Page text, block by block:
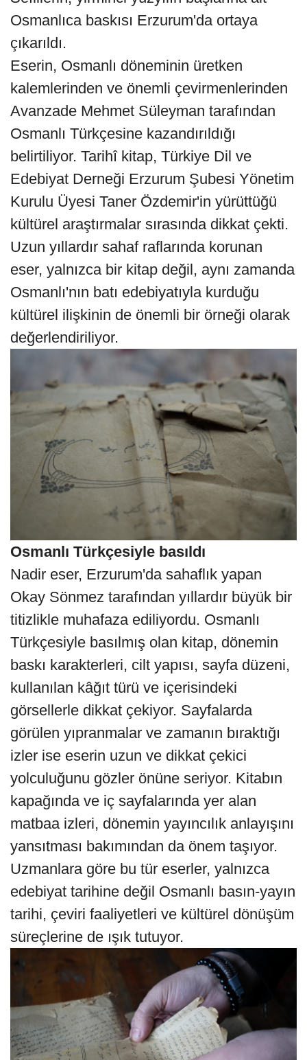
Osmanlıca baskısı Erzurum'da ortaya
çıkarıldı.
Eserin, Osmanlı döneminin üretken
kalemlerinden ve önemli çevirmenlerinden
Avanzade Mehmet Süleyman tarafından
Osmanlı Türkçesine kazandırıldığı
belirtiliyor. Tarihî kitap, Türkiye Dil ve
Edebiyat Derneği Erzurum Şubesi Yönetim
Kurulu Üyesi Taner Özdemir'in yürüttüğü
kültürel araştırmalar sırasında dikkat çekti.
Uzun yıllardır sahaf raflarında korunan
eser, yalnızca bir kitap değil, aynı zamanda
Osmanlı'nın batı edebiyatıyla kurduğu
kültürel ilişkinin de önemli bir örneği olarak
değerlendiriliyor.
Osmanlı Türkçesiyle basıldı
Nadir eser, Erzurum'da sahaflık yapan
Okay Sönmez tarafından yıllardır büyük bir
titizlikle muhafaza ediliyordu. Osmanlı
Türkçesiyle basılmış olan kitap, dönemin
baskı karakterleri, cilt yapısı, sayfa düzeni,
kullanılan kâğıt türü ve içerisindeki
görsellerle dikkat çekiyor. Sayfalarda
görülen yıpranmalar ve zamanın bıraktığı
izler ise eserin uzun ve dikkat çekici
yolculuğunu gözler önüne seriyor. Kitabın
kapağında ve iç sayfalarında yer alan
matbaa izleri, dönemin yayıncılık anlayışını
yansıtması bakımından da önem taşıyor.
Uzmanlara göre bu tür eserler, yalnızca
edebiyat tarihine değil Osmanlı basın-yayın
tarihi, çeviri faaliyetleri ve kültürel dönüşüm
süreçlerine de ışık tutuyor.